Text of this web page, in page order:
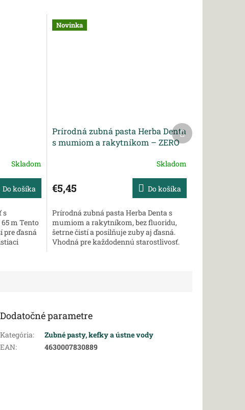
Skladom
Do košíka
s
m Tento
pre ďasná
Novinka
Prírodná zubná pasta Herba Denta
s mumiom a rakytníkom – ZERO
Skladom
€5,45 Do košíka
Prírodná zubná pasta Herba Denta s
mumiom a rakytníkom, bez fluoridu,
šetrne čistí a posilňuje zuby aj ďasná.
Vhodná pre každodennú starostlivosť.
Ďalší
produkt
Dodatočné parametre
Kategória:
Zubné pasty, kefky a ústne vody
EAN: 4630007830889